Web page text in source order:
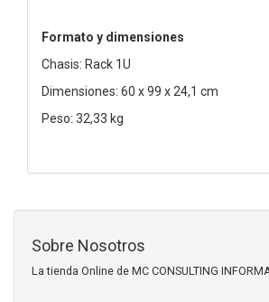
Formato y dimensiones
Chasis: Rack 1U
Dimensiones: 60 x 99 x 24,1 cm
Peso: 32,33 kg
Sobre Nosotros
La tienda Online de MC CONSULTING